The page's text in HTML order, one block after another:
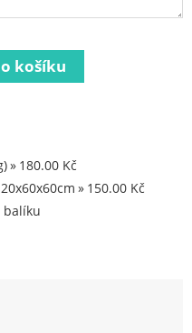
180.00 Kč
150.00 Kč
balíku